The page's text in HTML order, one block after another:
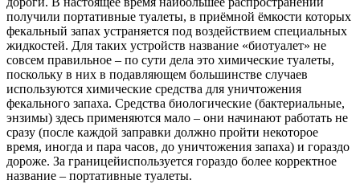
получили портативные туалеты, в приёмной ёмкости которых
фекальный запах устраняется под воздействием специальных
жидкостей. Для таких устройств название «биотуалет» не
совсем правильное – по сути дела это химические туалеты,
поскольку в них в подавляющем большинстве случаев
используются химические средства для уничтожения
фекального запаха. Средства биологические (бактериальные,
энзимы) здесь применяются мало – они начинают работать не
сразу (после каждой заправки должно пройти некоторое
время, иногда и пара часов, до уничтожения запаха) и гораздо
дороже. За границейиспользуется гораздо более корректное
название – портативные туалеты.